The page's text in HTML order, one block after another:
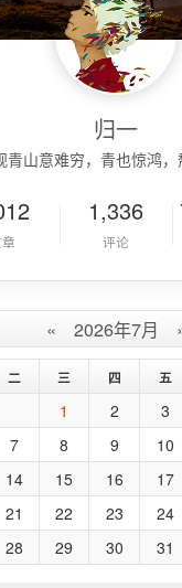
归一
青山意难穷，青也惊鸿，
1,336
评论
« 2026年7月
二 三 四 五
1 2 3
7 8 9 10
14 15 16 17
21 22 23 24
28 29 30 31